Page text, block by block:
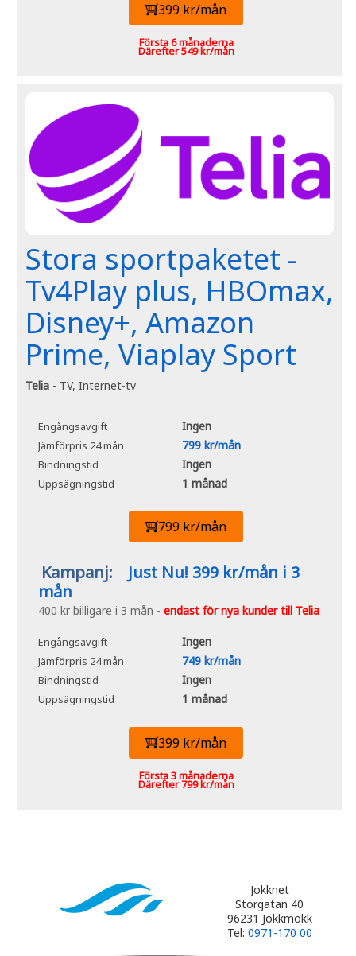
399 kr/mån
Första 6 månaderna
Därefter 549 kr/mån
Stora sportpaketet -
Tv4Play plus, HBOmax,
Disney+, Amazon
Prime, Viaplay Sport
Telia - TV, Internet-tv
Engångsavgift Ingen
Jämförpris 24 mån 799 kr/mån
Bindningstid Ingen
Uppsägningstid 1 månad
799 kr/mån
Kampanj:
Just Nu! 399 kr/mån i 3
mån
400 kr billigare i 3 mån - endast för nya kunder till Telia
Engångsavgift Ingen
Jämförpris 24 mån 749 kr/mån
Bindningstid Ingen
Uppsägningstid 1 månad
399 kr/mån
Första 3 månaderna
Därefter 799 kr/mån
Jokknet
Storgatan 40
96231 Jokkmokk
Tel: 0971-170 00